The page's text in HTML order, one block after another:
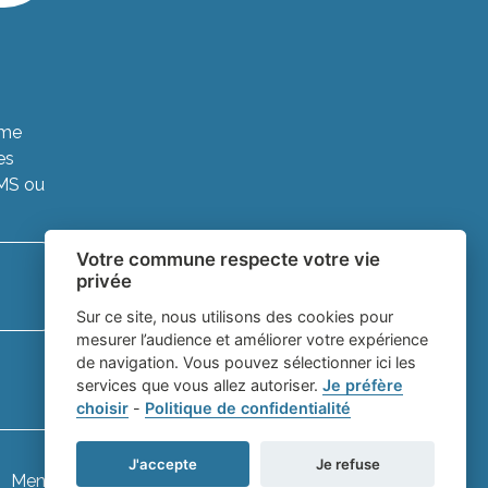
ou
Mentions légales Gestion des cookies
Votre commune respecte votre vie
privée
Sur ce site, nous utilisons des cookies pour
mesurer l’audience et améliorer votre expérience
de navigation. Vous pouvez sélectionner ici les
services que vous allez autoriser. Je préfère
choisir- Politique de confidentialité
J'accepte Je refuse